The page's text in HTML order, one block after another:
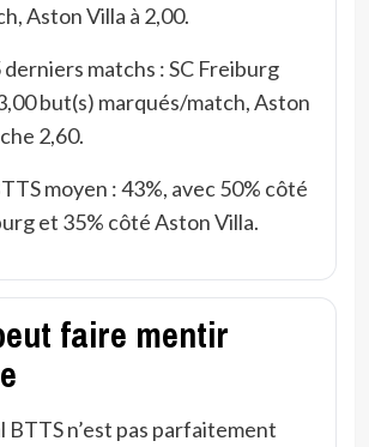
Aston Villa à 2,00.
derniers matchs : SC Freiburg
but(s) marqués/match, Aston
2,60.
moyen : 43%, avec 50% côté
et 35% côté Aston Villa.
faire mentir
BTTS n’est pas parfaitement